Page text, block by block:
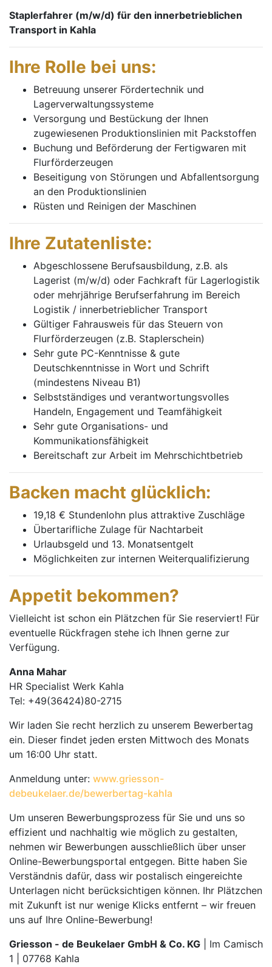
Stapler­fahrer (m/w/d) für den inner­betrieb­li­chen
Trans­port in Kahla
Ihre Rolle bei uns:
Betreuung unserer Fördertechnik und
Lagerverwaltungssysteme
Versorgung und Bestückung der Ihnen
zugewiesenen Produktionslinien mit Packstoffen
Buchung und Beförderung der Fertigwaren mit
Flurförderzeugen
Beseitigung von Störungen und Abfallentsorgung
an den Produktionslinien
Rüsten und Reinigen der Maschinen
Ihre Zutatenliste:
Abgeschlossene Berufsausbildung, z.B. als
Lagerist (m/w/d) oder Fachkraft für Lagerlogistik
oder mehrjährige Berufserfahrung im Bereich
Logistik / innerbetrieblicher Transport
Gültiger Fahrausweis für das Steuern von
Flurförderzeugen (z.B. Staplerschein)
Sehr gute PC-Kenntnisse & gute
Deutschkenntnisse in Wort und Schrift
(mindestens Niveau B1)
Selbstständiges und verantwortungsvolles
Handeln, Engagement und Teamfähigkeit
Sehr gute Organisations- und
Kommunikationsfähigkeit
Bereitschaft zur Arbeit im Mehrschichtbetrieb
Backen macht glücklich:
19,18 € Stundenlohn plus attraktive Zuschläge
Übertarifliche Zulage für Nachtarbeit
Urlaubsgeld und 13. Monatsentgelt
Möglichkeiten zur internen Weiterqualifizierung
Appetit bekommen?
Vielleicht ist schon ein Plätzchen für Sie reserviert! Für
eventuelle Rückfragen stehe ich Ihnen gerne zur
Verfügung.
Anna Mahar
HR Specialist Werk Kahla
Tel: +49(36424)80-2715
Wir laden Sie recht herzlich zu unserem Bewerbertag
ein. Dieser findet jeden ersten Mittwoch des Monats
um 16:00 Uhr statt.
Anmeldung unter: www.griesson-
debeukelaer.de/bewerbertag-kahla
Um unseren Bewerbungsprozess für Sie und uns so
effizient und nachhaltig wie möglich zu gestalten,
nehmen wir Bewerbungen ausschließlich über unser
Online-Bewerbungsportal entgegen. Bitte haben Sie
Verständnis dafür, dass wir postalisch eingereichte
Unterlagen nicht berücksichtigen können. Ihr Plätzchen
mit Zukunft ist nur wenige Klicks entfernt – wir freuen
uns auf Ihre Online-Bewerbung!
Griesson - de Beukelaer GmbH & Co. KG | Im Camisch
1 | 07768 Kahla